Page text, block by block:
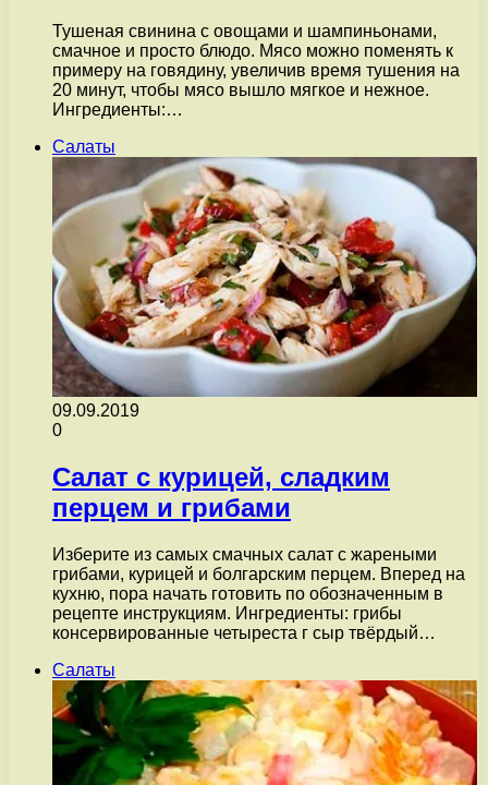
Тушеная свинина с овощами и шампиньонами,
смачное и просто блюдо. Мясо можно поменять к
примеру на говядину, увеличив время тушения на
20 минут, чтобы мясо вышло мягкое и нежное.
Ингредиенты:…
Салаты
09.09.2019
0
Салат с курицей, сладким
перцем и грибами
Изберите из самых смачных салат с жареными
грибами, курицей и болгарским перцем. Вперед на
кухню, пора начать готовить по обозначенным в
рецепте инструкциям. Ингредиенты: грибы
консервированные четыреста г сыр твёрдый…
Салаты